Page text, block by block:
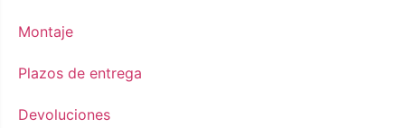
Montaje
Plazos de entrega
Devoluciones